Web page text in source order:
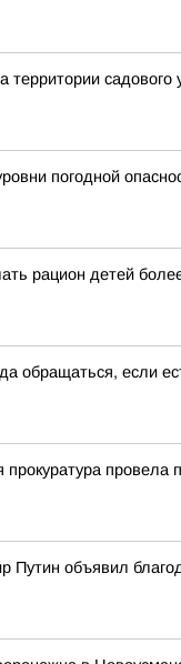
территории
погодной
рацион детей
обращаться, если
прокуратура
Путин объявил